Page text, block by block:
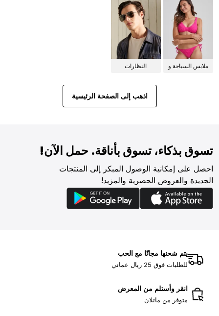
ملابس السباحة و
النظارات
اذهب إلى الصفحة الرئيسية
تسوق بذكاء، تسوق بأناقة. حمل الآن!
احصل على إمكانية الوصول المبكر إلى المنتجات
الجديدة والعروض الحصرية والمزيد!
يتم شحنها مجانًا مع الحب
للطلبات فوق 25 ريال عماني
انقر وأستلم من المعرض
متوفر من ماتلان